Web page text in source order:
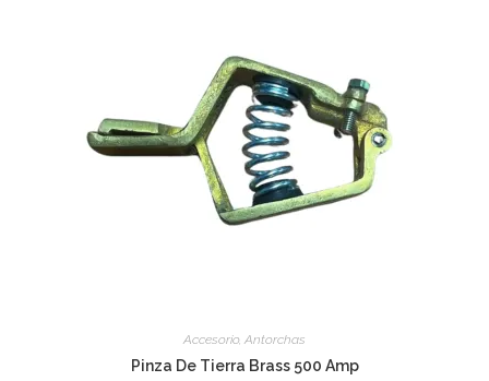
Accesorio, Antorchas
Pinza De Tierra Brass 500 Amp